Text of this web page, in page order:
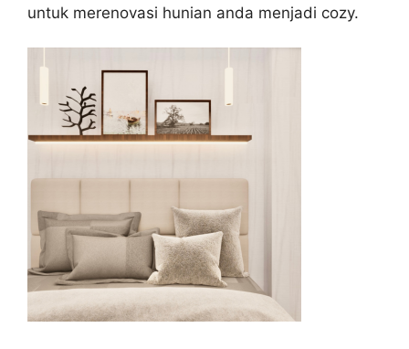
untuk merenovasi hunian anda menjadi cozy.